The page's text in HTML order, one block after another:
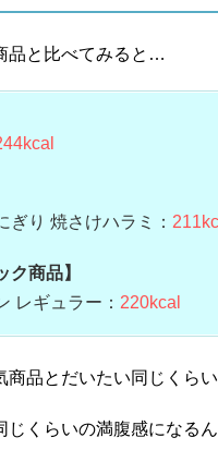
品と比べてみると…
ぎり 焼さけハラミ：
ク商品】
レギュラー： 220kcal
商品とだいたい同じくらい
じくらいの満腹感になる